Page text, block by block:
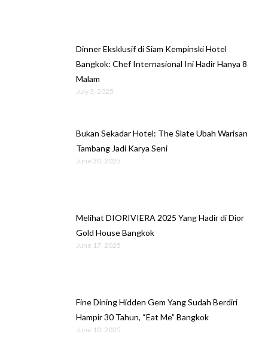
Dinner Eksklusif di Siam Kempinski Hotel
Bangkok: Chef Internasional Ini Hadir Hanya 8
Malam
July 3, 2025
Bukan Sekadar Hotel: The Slate Ubah Warisan
Tambang Jadi Karya Seni
June 30, 2025
Melihat DIORIVIERA 2025 Yang Hadir di Dior
Gold House Bangkok
June 17, 2025
Fine Dining Hidden Gem Yang Sudah Berdiri
Hampir 30 Tahun, “Eat Me” Bangkok
June 10, 2025